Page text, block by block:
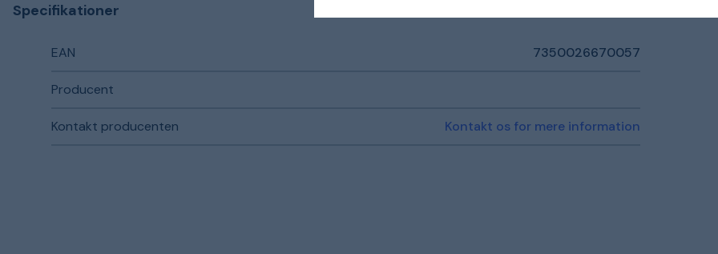
Specifikationer
EAN 7350026670057
Producent
Kontakt producenten Kontakt os for mere information